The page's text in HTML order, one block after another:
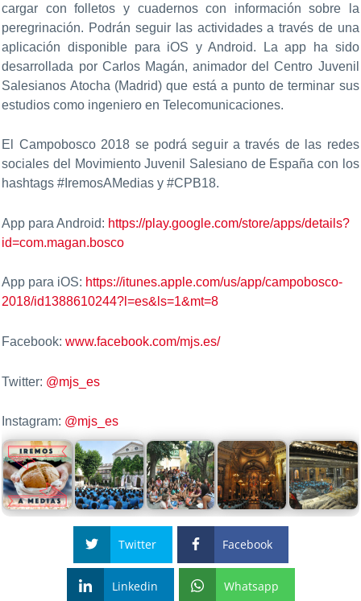
cargar con folletos y cuadernos con información sobre la
peregrinación. Podrán seguir las actividades a través de una
aplicación disponible para iOS y Android. La app ha sido
desarrollada por Carlos Magán, animador del Centro Juvenil
Salesianos Atocha (Madrid) que está a punto de terminar sus
estudios como ingeniero en Telecomunicaciones.
El Campobosco 2018 se podrá seguir a través de las redes
sociales del Movimiento Juvenil Salesiano de España con los
hashtags #IremosAMedias y #CPB18.
App para Android: https://play.google.com/store/apps/details?
id=com.magan.bosco
App para iOS: https://itunes.apple.com/us/app/campobosco-
2018/id1388610244?l=es&ls=1&mt=8
Facebook:www.facebook.com/mjs.es/
Twitter: @mjs_es
Instagram: @mjs_es
Twitter Facebook
Linkedin Whatsapp